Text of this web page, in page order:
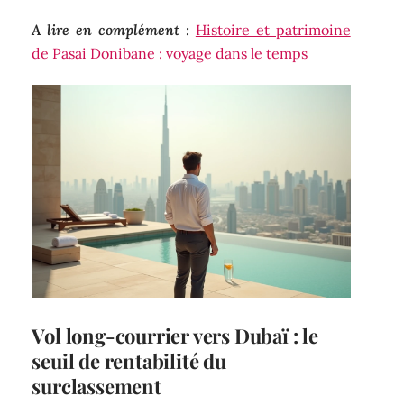
A lire en complément : Histoire et patrimoine
de Pasai Donibane : voyage dans le temps
Vol long-courrier vers Dubaï : le
seuil de rentabilité du
surclassement